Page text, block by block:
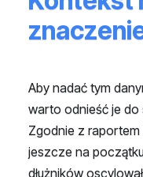
Aby nadać tym
warto odnieść je do
Zgodnie z raportem
jeszcze na
dłużników